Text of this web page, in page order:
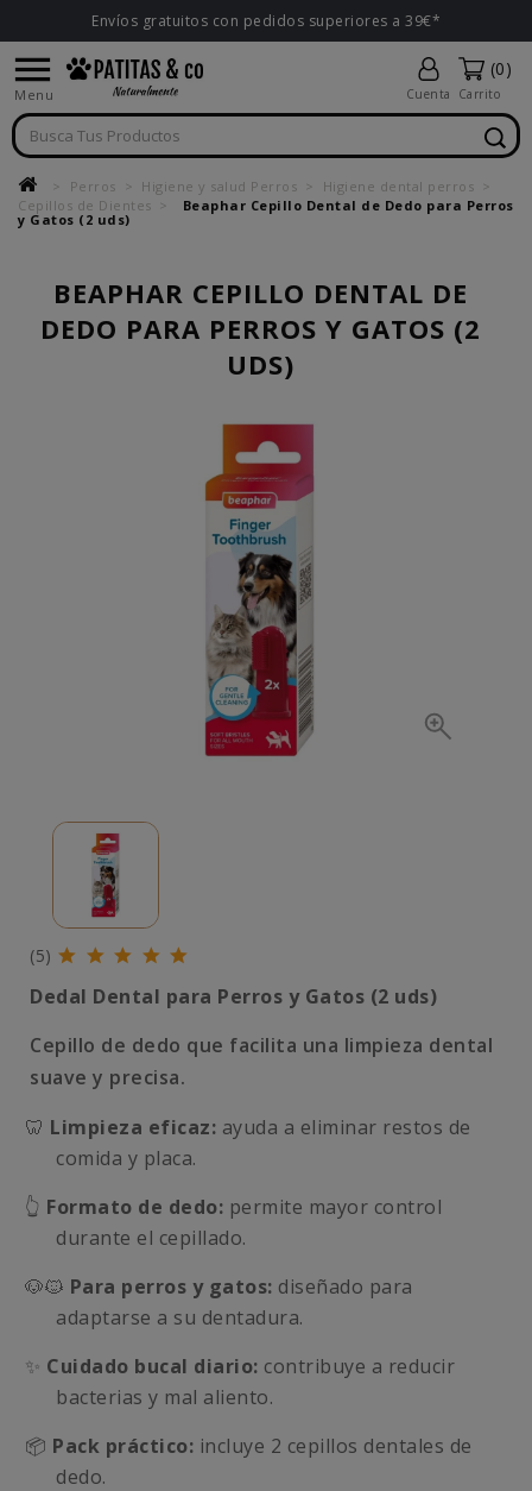
Envíos gratuitos con pedidos superiores a 39€*

Menu Cuenta
(0)
Carrito
Perros Higiene y salud Perros
Higiene dental perros
Cepillos de Dientes
Beaphar Cepillo Dental de Dedo para Perros
y Gatos (2 uds)
BEAPHAR CEPILLO DENTAL DE
DEDO PARA PERROS Y GATOS (2
UDS)
(5)
Dedal Dental para Perros y Gatos (2 uds)
Cepillo de dedo que facilita una limpieza dental
suave y precisa.
🦷 Limpieza eficaz: ayuda a eliminar restos de
comida y placa.
👆 Formato de dedo: permite mayor control
durante el cepillado.
🐶🐱 Para perros y gatos: diseñado para
adaptarse a su dentadura.
✨ Cuidado bucal diario: contribuye a reducir
bacterias y mal aliento.
📦 Pack práctico: incluye 2 cepillos dentales de
dedo.